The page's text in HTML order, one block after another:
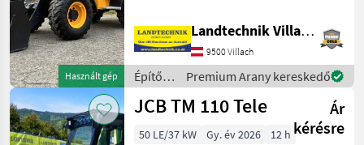
Használt gép
75 PS-os motorral, AdBlue
nélkül, hidrosztatikus
hajtással, 40 km/h
sebességgel, 100%-os
elzárás
Landtechnik Villach GmbH
9500 Villach
Építőgépek
/ JCB
Premium Arany kereskedő
JCB TM 110 Tele
Ár
kérésre
50 LE/37 kW Gy. év 2026 12 h